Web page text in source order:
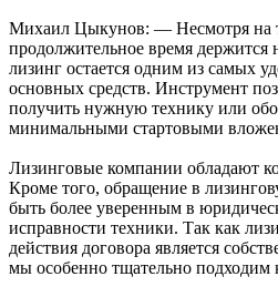
Михаил Цыкунов: — Несмотря на
продолжительное время держится
лизинг остается одним из самых
основных средств. Инструмент
получить нужную технику или
минимальными стартовыми
Лизинговые компании обладают
Кроме того, обращение в
быть более уверенным в
исправности техники. Так как
действия договора является
мы особенно тщательно подходим